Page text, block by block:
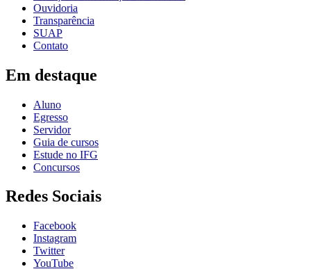
Ouvidoria
Transparência
SUAP
Contato
Em destaque
Aluno
Egresso
Servidor
Guia de cursos
Estude no IFG
Concursos
Redes Sociais
Facebook
Instagram
Twitter
YouTube